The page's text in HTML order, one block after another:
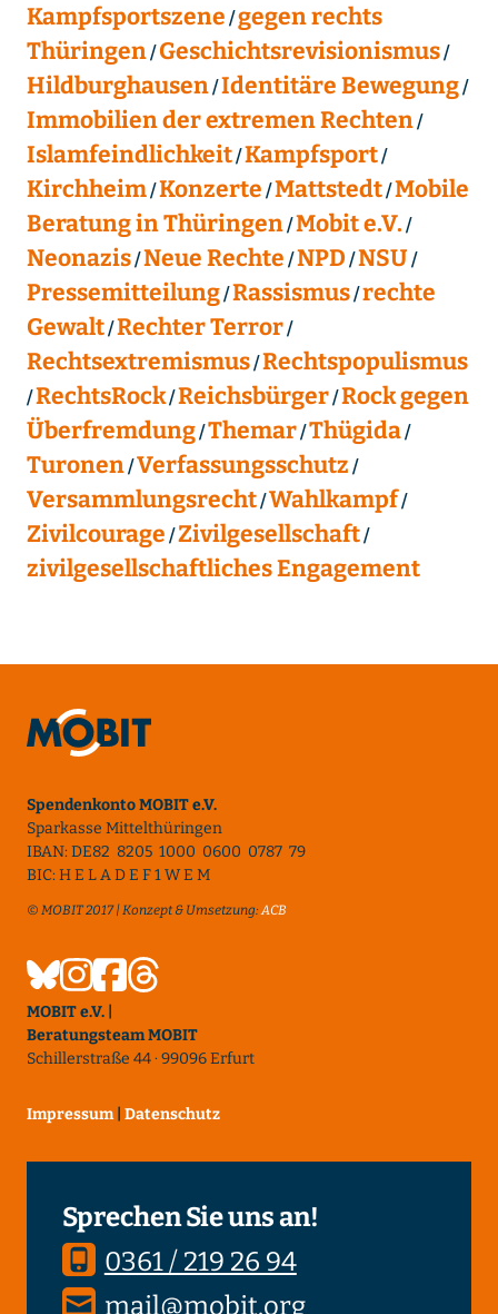
Kampfsportszene gegen rechts
Thüringen Geschichtsrevisionismus
Hildburghausen Identitäre Bewegung
Immobilien der extremen Rechten
Islamfeindlichkeit Kampfsport
Kirchheim Konzerte Mattstedt Mobile
Beratung in Thüringen Mobit e.V.
Neonazis Neue Rechte NPD NSU
Pressemitteilung Rassismus rechte
Gewalt Rechter Terror
Rechtsextremismus Rechtspopulismus
RechtsRock Reichsbürger Rock gegen
Überfremdung Themar Thügida
Turonen Verfassungsschutz
Versammlungsrecht Wahlkampf
Zivilcourage Zivilgesellschaft
zivilgesellschaftliches Engagement
Spendenkonto MOBIT e.V.
Sparkasse Mittelthüringen
IBAN: DE82 8205 1000 0600 0787 79
BIC: H E L A D E F 1 W E M
© MOBIT 2017 | Konzept & Umsetzung:ACB
MOBIT e.V. |
Beratungsteam MOBIT
Schillerstraße 44 · 99096 Erfurt
Impressum Datenschutz
Sprechen Sie uns an!
0361 / 219 26 94
mail@mobit.org